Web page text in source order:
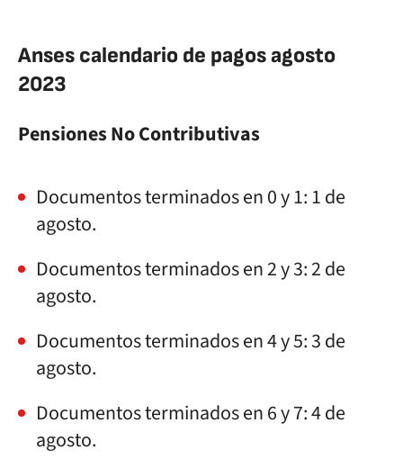
Anses calendario de pagos agosto
2023
Pensiones No Contributivas
Documentos terminados en 0 y 1: 1 de
agosto.
Documentos terminados en 2 y 3: 2 de
agosto.
Documentos terminados en 4 y 5: 3 de
agosto.
Documentos terminados en 6 y 7: 4 de
agosto.